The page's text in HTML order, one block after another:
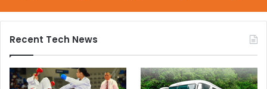
Recent Tech News